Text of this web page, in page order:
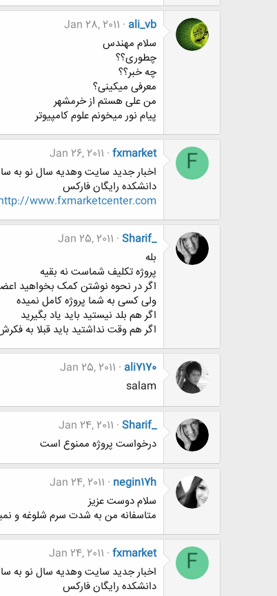
ali_vb
Jan 28, 2011
سلام مهندس
چطوری؟؟
چه خبر؟؟
معرفی میکینی؟
من علی هستم از خرمشهر
پیام نور میخونم علوم کامپیوتر
F
fxmarket
Jan 26, 2011
اخبار جديد سايت وهديه سال نو به
دانشكده رايگان فاركس
www.fxmarketcenter.com
Sharif_
Jan 25, 2011
بله
پروژه تکلیف شماست نه بقیه
اگر در نحوه نوشتن کمک بخواهید
ولی کسی به شما پروژه کامل نمیده
اگر هم بلد نیستید باید یاد بگیرید
اگر هم وقت نداشتید باید قبلا به
ali7170
Jan 25, 2011
salam
Sharif_
Jan 24, 2011
درخواست پروژه ممنوع است
negin17h
Jan 24, 2011
سلام دوست عزيز
متاسفانه من به شدت سرم شلوغه و
F
fxmarket
Jan 24, 2011
اخبار جديد سايت وهديه سال نو به
دانشكده رايگان فاركس